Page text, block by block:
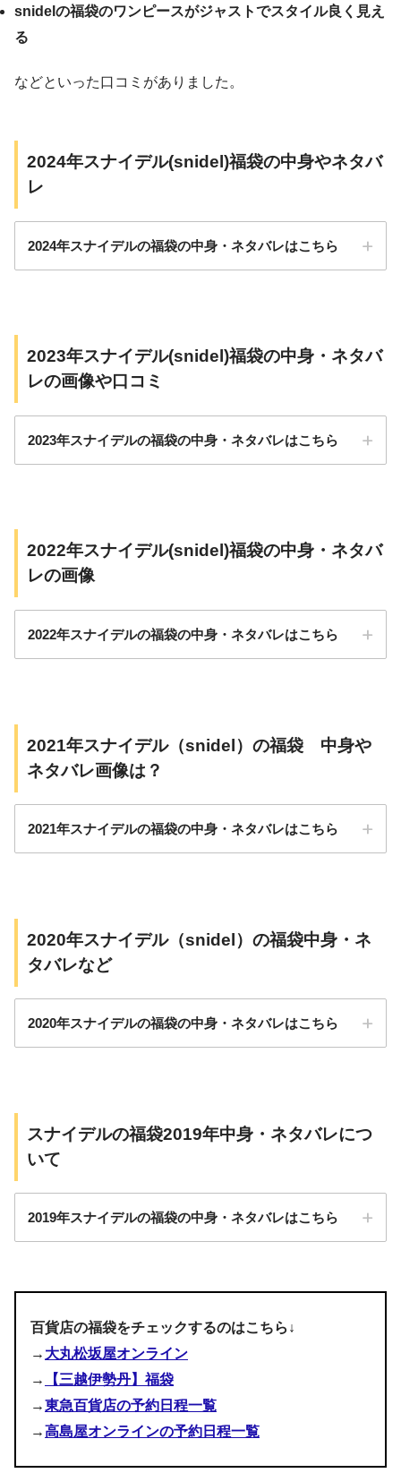
snidelの福袋のワンピースがジャストでスタイル良く見え
る
などといった口コミがありました。
2024年スナイデル(snidel)福袋の中身やネタバ
レ
2024年スナイデルの福袋の中身・ネタバレはこちら
【SNIDEL】2024年 HAPPY
BOX
価格 11,000円（税込）
サイズ F（フリー）
アイテム数
アウター
ワンピース
2023年スナイデル(snidel)福袋の中身・ネタバ
レの画像や口コミ
2023年スナイデルの福袋の中身・ネタバレはこちら
サイズ：F（フリー）
アウター
ニット
ニットベスト
スカート
2022年スナイデル(snidel)福袋の中身・ネタバ
レの画像
2022年スナイデルの福袋の中身・ネタバレはこちら
2021年スナイデル（snidel）の福袋 中身や
ネタバレ画像は？
2021年スナイデルの福袋の中身・ネタバレはこちら
11,000円！
2020年スナイデル（snidel）の福袋中身・ネ
タバレなど
2020年スナイデルの福袋の中身・ネタバレはこちら
価格は税込み11,000円
サイズはフリーサイズ
スナイデルの福袋2019年中身・ネタバレにつ
いて
2019年スナイデルの福袋の中身・ネタバレはこちら
百貨店の福袋をチェックするのはこちら↓
→ 大丸松坂屋オンライン
→
【三越伊勢丹】福袋
→東急百貨店の予約日程一覧
→高島屋オンラインの予約日程一覧